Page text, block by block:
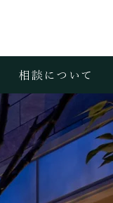
相談について